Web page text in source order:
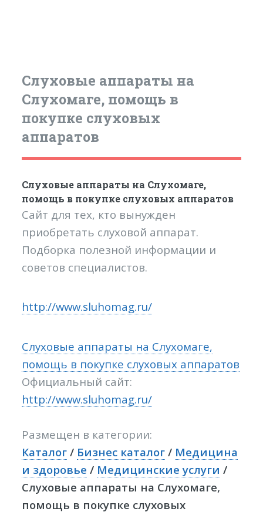
Слуховые аппараты на
Слухомаге, помощь в
покупке слуховых
аппаратов
Слуховые аппараты на Слухомаге,
помощь в покупке слуховых аппаратов
Сайт для тех, кто вынужден
приобретать слуховой аппарат.
Подборка полезной информации и
советов специалистов.
http://www.sluhomag.ru/
Слуховые аппараты на Слухомаге,
помощь в покупке слуховых аппаратов
Официальный сайт:
http://www.sluhomag.ru/
Размещен в категории:
Каталог / Бизнес каталог / Медицина
и здоровье / Медицинские услуги /
Слуховые аппараты на Слухомаге,
помощь в покупке слуховых